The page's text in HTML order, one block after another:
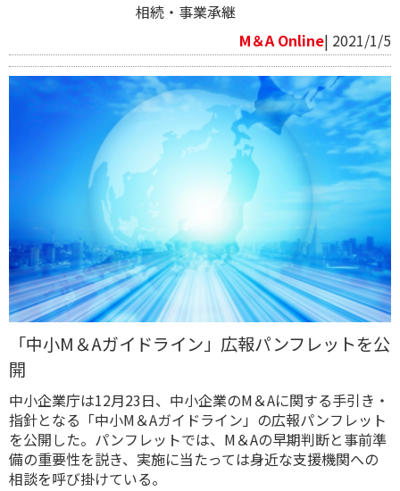
相続・事業承継
M＆A Online| 2021/1/5
「中小M＆Aガイドライン」広報パンフレットを公
開
中小企業庁は12月23日、中小企業のM＆Aに関する手引き・
指針となる「中小M＆Aガイドライン」の広報パンフレット
を公開した。パンフレットでは、M＆Aの早期判断と事前準
備の重要性を説き、実施に当たっては身近な支援機関への
相談を呼び掛けている。